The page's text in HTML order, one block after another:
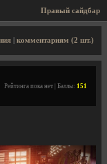
Правый сайдбар
видео
комментариям (2 шт.)
Рейтинга пока нет | Баллы: 151